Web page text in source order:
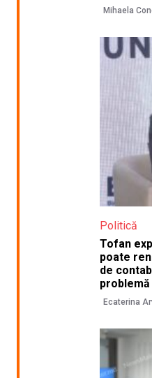
Mihaela
Politică
Tofan
poate
de
Ecaterina